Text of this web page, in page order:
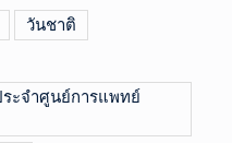
วันชาติ
ะจำศูนย์การแพทย์